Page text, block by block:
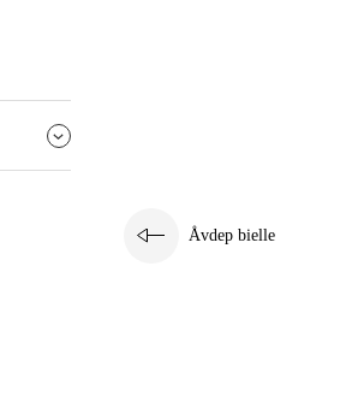
Åvdep bielle